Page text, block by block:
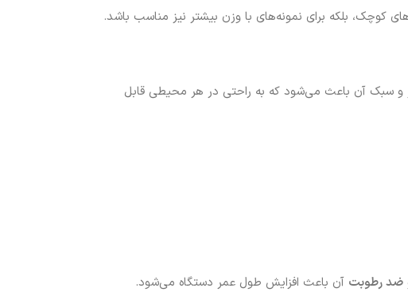
کوچک، بلکه برای نمونه‌های با وزن بیشتر نیز مناسب باشد.
و سبک آن باعث می‌شود که به راحتی در هر محیطی قابل
ضد رطوبت آن باعث افزایش طول عمر دستگاه می‌شود.